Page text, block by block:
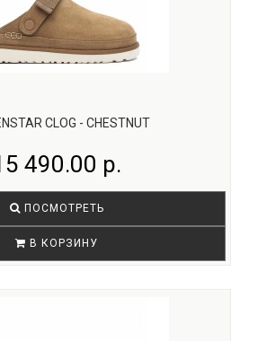
CLOG - CHESTNUT
490.00 р.
ПОСМОТРЕТЬ
В КОРЗИНУ